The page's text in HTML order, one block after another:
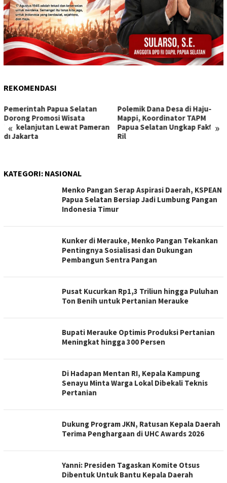
REKOMENDASI
« »
Pemerintah Papua Selatan
Dorong Promosi Wisata
Berkelanjutan Lewat Pameran
di Jakarta
Polemik Dana Desa di Haju-
Mappi, Koordinator TAPM
Papua Selatan Ungkap Fakta
Ril
KATEGORI: NASIONAL
Menko Pangan Serap Aspirasi Daerah, KSPEAN
Papua Selatan Bersiap Jadi Lumbung Pangan
Indonesia Timur
Kunker di Merauke, Menko Pangan Tekankan
Pentingnya Sosialisasi dan Dukungan
Pembangun Sentra Pangan
Pusat Kucurkan Rp1,3 Triliun hingga Puluhan
Ton Benih untuk Pertanian Merauke
Bupati Merauke Optimis Produksi Pertanian
Meningkat hingga 300 Persen
Di Hadapan Mentan RI, Kepala Kampung
Senayu Minta Warga Lokal Dibekali Teknis
Pertanian
Dukung Program JKN, Ratusan Kepala Daerah
Terima Penghargaan di UHC Awards 2026
Yanni: Presiden Tagaskan Komite Otsus
Dibentuk Untuk Bantu Kepala Daerah